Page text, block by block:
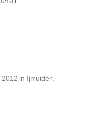
in Ijmuiden.